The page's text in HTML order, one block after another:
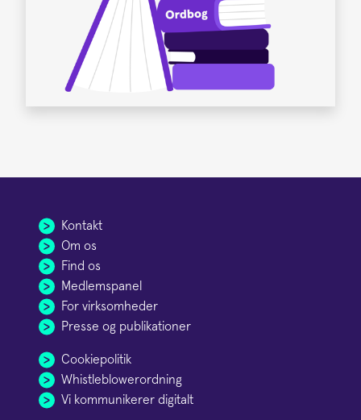
Kontakt
Om os
Find os
Medlemspanel
For virksomheder
Presse og publikationer
Cookiepolitik
Whistleblowerordning
Vi kommunikerer digitalt